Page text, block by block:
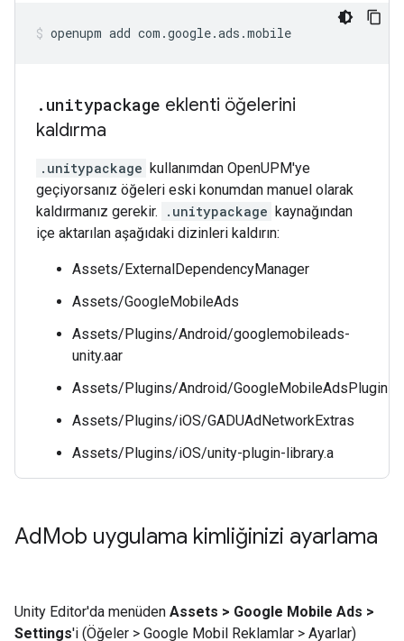
openupm add com.google.ads.mobile
. unitypackage eklenti öğelerini
kaldırma
.unitypackage kullanımdan OpenUPM'ye
geçiyorsanız öğeleri eski konumdan manuel olarak
kaldırmanız gerekir.
.unitypackage kaynağından
içe aktarılan aşağıdaki dizinleri kaldırın:
Assets/ExternalDependencyManager
Assets/GoogleMobileAds
Assets/Plugins/Android/googlemobileads-
unity.aar
Assets/Plugins/Android/GoogleMobileAdsPlugin
Assets/Plugins/iOS/GADUAdNetworkExtras
Assets/Plugins/iOS/unity-plugin-library.a
AdMob uygulama kimliğinizi ayarlama
Unity Editor'da menüden Assets > Google Mobile Ads >
Settings'i (Öğeler > Google Mobil Reklamlar > Ayarlar)